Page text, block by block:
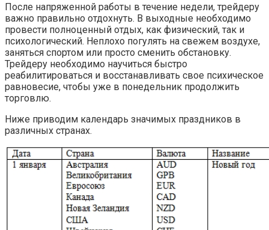
После напряженной работы в течение недели, трейдеру
важно правильно отдохнуть. В выходные необходимо
провести полноценный отдых, как физический, так и
психологический. Неплохо погулять на свежем воздухе,
заняться спортом или просто сменить обстановку.
Трейдеру необходимо научиться быстро
реабилитироваться и восстанавливать свое психическое
равновесие, чтобы уже в понедельник продолжить
торговлю.
Ниже приводим календарь значимых праздников в
различных странах.